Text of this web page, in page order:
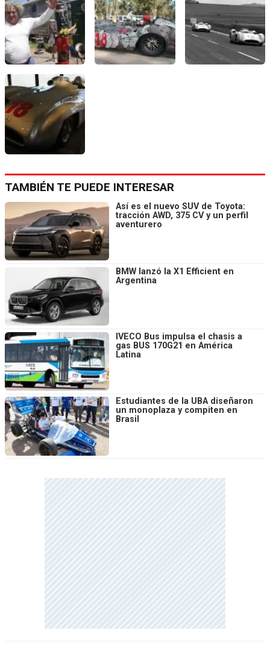
TAMBIÉN TE PUEDE INTERESAR
Así es el nuevo SUV de Toyota:
tracción AWD, 375 CV y un perfil
aventurero
BMW lanzó la X1 Efficient en
Argentina
IVECO Bus impulsa el chasis a
gas BUS 170G21 en América
Latina
Estudiantes de la UBA diseñaron
un monoplaza y compiten en
Brasil